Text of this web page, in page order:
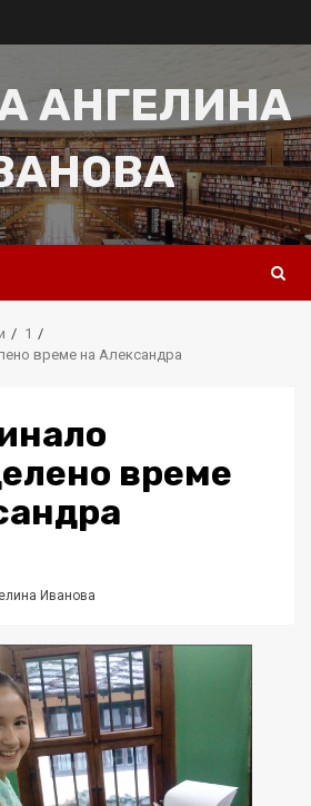
АНГЕЛИНА
1
време на Александра
време
Иванова